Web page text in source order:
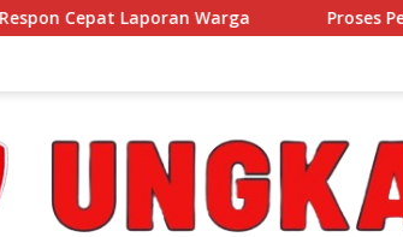
Warga Proses Pengambilan